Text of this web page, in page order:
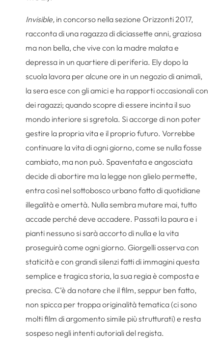
Invisible, in concorso nella sezione Orizzonti 2017,
racconta di una ragazza di diciassette anni, graziosa
ma non bella, che vive con la madre malata e
depressa in un quartiere di periferia. Ely dopo la
scuola lavora per alcune ore in un negozio di animali,
la sera esce con gli amici e ha rapporti occasionali con
dei ragazzi; quando scopre di essere incinta il suo
mondo interiore si sgretola. Si accorge di non poter
gestire la propria vita e il proprio futuro. Vorrebbe
continuare la vita di ogni giorno, come se nulla fosse
cambiato, ma non può. Spaventata e angosciata
decide di abortire ma la legge non glielo permette,
entra così nel sottobosco urbano fatto di quotidiane
illegalità e omertà. Nulla sembra mutare mai, tutto
accade perché deve accadere. Passati la paura e i
pianti nessuno si sarà accorto di nulla e la vita
proseguirà come ogni giorno. Giorgelli osserva con
staticità e con grandi silenzi fatti di immagini questa
semplice e tragica storia, la sua regia è composta e
precisa. C’è da notare che il film, seppur ben fatto,
non spicca per troppa originalità tematica (ci sono
molti film di argomento simile più strutturati) e resta
sospeso negli intenti autoriali del regista.